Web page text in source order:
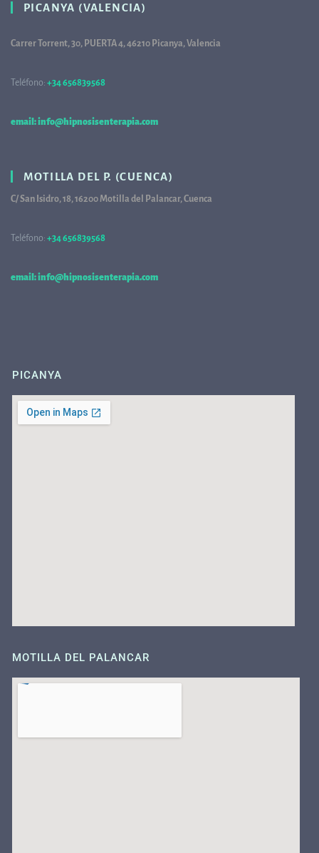
PICANYA (VALENCIA)
Carrer Torrent, 30, PUERTA 4, 46210 Picanya, Valencia
Teléfono: +34 656839568
email: info@hipnosisenterapia.com
MOTILLA DEL P. (CUENCA)
C/ San Isidro, 18, 16200 Motilla del Palancar, Cuenca
Teléfono: +34 656839568
email: info@hipnosisenterapia.com
PICANYA
MOTILLA DEL PALANCAR